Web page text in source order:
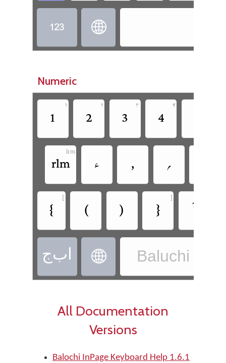
‏ ‏
Numeric
‏

‏

‏

‏

‏rlm
lrm
‏ ‏ ‏
‏

‏ ‏ ‏

‏
‏ا‌ب‌ج
‏ Baluchi -
All Documentation
Versions
Balochi InPage Keyboard Help 1.6.1